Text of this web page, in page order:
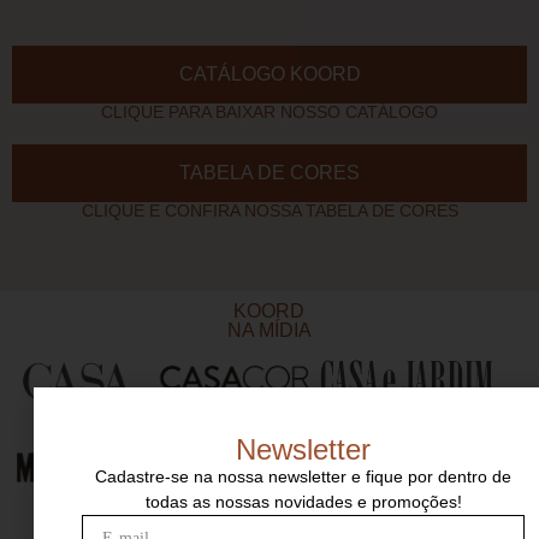
CATÁLOGO KOORD
CLIQUE PARA BAIXAR NOSSO CATÁLOGO
TABELA DE CORES
CLIQUE E CONFIRA NOSSA TABELA DE CORES
KOORD
NA MÍDIA
Newsletter
Cadastre-se na nossa newsletter e fique por dentro de
todas as nossas novidades e promoções!